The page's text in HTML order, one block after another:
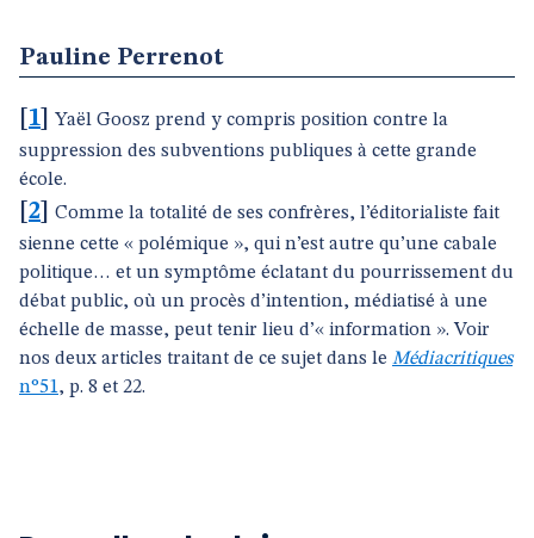
Pauline Perrenot
1
Yaël Goosz prend y compris position contre la
suppression des subventions publiques à cette grande
école.
2
Comme la totalité de ses confrères, l’éditorialiste fait
sienne cette « polémique », qui n’est autre qu’une cabale
politique… et un symptôme éclatant du pourrissement du
débat public, où un procès d’intention, médiatisé à une
échelle de masse, peut tenir lieu d’« information ». Voir
nos deux articles traitant de ce sujet dans le Médiacritiques
n°51, p. 8 et 22.